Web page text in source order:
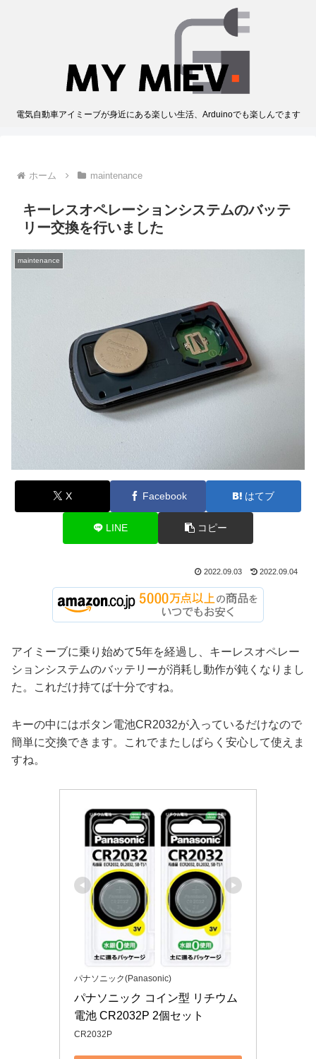
電気自動車アイミーブが身近にある楽しい生活、Arduinoでも楽しんでます
ホーム maintenance
キーレスオペレーションシステムのバッテ
リー交換を行いました
maintenance
X Facebook はてブ
LINE コピー
2022.09.03 2022.09.04
アイミーブに乗り始めて5年を経過し、キーレスオペレー
ションシステムのバッテリーが消耗し動作が鈍くなりまし
た。これだけ持てば十分ですね。
キーの中にはボタン電池CR2032が入っているだけなので
簡単に交換できます。これでまたしばらく安心して使えま
すね。
パナソニック(Panasonic)
パナソニック コイン型 リチウム
電池 CR2032P 2個セット
CR2032P